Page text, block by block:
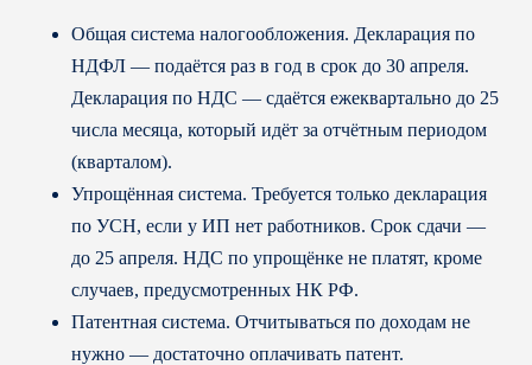
Общая система налогообложения. Декларация по
НДФЛ — подаётся раз в год в срок до 30 апреля.
Декларация по НДС — сдаётся ежеквартально до 25
числа месяца, который идёт за отчётным периодом
(кварталом).
Упрощённая система. Требуется только декларация
по УСН, если у ИП нет работников. Срок сдачи —
до 25 апреля. НДС по упрощёнке не платят, кроме
случаев, предусмотренных НК РФ.
Патентная система. Отчитываться по доходам не
нужно — достаточно оплачивать патент.